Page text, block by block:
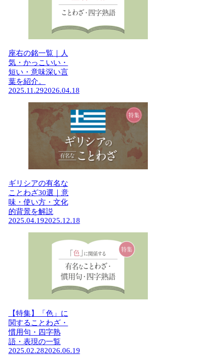
座右の銘一覧｜人
気・かっこいい・
短い・意味深い言
葉を紹介。
2025.11.292026.04.18
ギリシアの有名な
ことわざ30選｜意
味・使い方・文化
的背景を解説
2025.04.192025.12.18
【特集】「色」に
関することわざ・
慣用句・四字熟
語・表現の一覧
2025.02.282026.06.19